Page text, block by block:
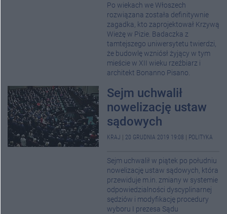
Po wiekach we Włoszech
rozwiązana została definitywnie
zagadka, kto zaprojektował Krzywą
Wieżę w Pizie. Badaczka z
tamtejszego uniwersytetu twierdzi,
że budowlę wzniósł żyjący w tym
mieście w XII wieku rzeźbiarz i
architekt Bonanno Pisano.
Sejm uchwalił
nowelizację ustaw
sądowych
KRAJ 20 GRUDNIA 2019 19:08 POLITYKA
Sejm uchwalił w piątek po południu
nowelizację ustaw sądowych, która
przewiduje m.in. zmiany w systemie
odpowiedzialności dyscyplinarnej
sędziów i modyfikację procedury
wyboru I prezesa Sądu